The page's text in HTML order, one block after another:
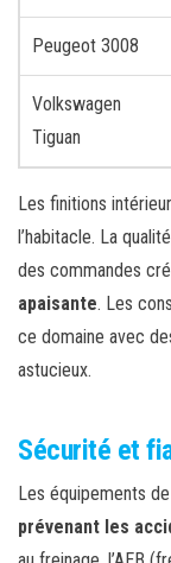
Peugeot 3008
Volkswagen
Tiguan
Les finitions
l’habitacle. La
des commandes
apaisante. Les
ce domaine avec
astucieux.
Sécurité et
Les équipements
prévenant les